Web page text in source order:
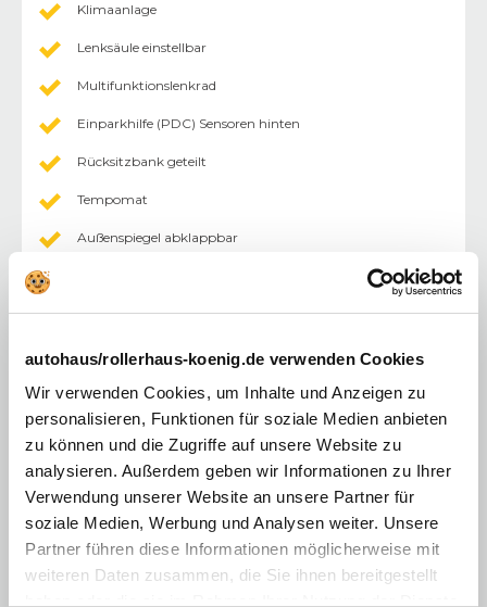
autohaus/rollerhaus-koenig.de verwenden Cookies
Wir verwenden Cookies, um Inhalte und Anzeigen zu
personalisieren, Funktionen für soziale Medien anbieten
zu können und die Zugriffe auf unsere Website zu
analysieren. Außerdem geben wir Informationen zu Ihrer
Verwendung unserer Website an unsere Partner für
soziale Medien, Werbung und Analysen weiter. Unsere
Partner führen diese Informationen möglicherweise mit
weiteren Daten zusammen, die Sie ihnen bereitgestellt
Klimaanlage
Lenksäule einstellbar
Multifunktionslenkrad
Einparkhilfe (PDC) Sensoren hinten
Rücksitzbank geteilt
Tempomat
Außenspiegel abklappbar
Durchlademoeglichkeit
Fahrersitz höhenverstellbar
Innenraumfilter
keyless-Go
Lederlenkrad
Mittelarmlehne
Multimediasystem
Nichtraucherfahrzeug